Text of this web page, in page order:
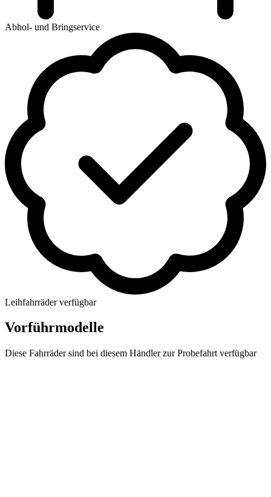
Abhol- und Bringservice
Leihfahrräder verfügbar
Vorführmodelle
Diese Fahrräder sind bei diesem Händler zur Probefahrt verfügbar